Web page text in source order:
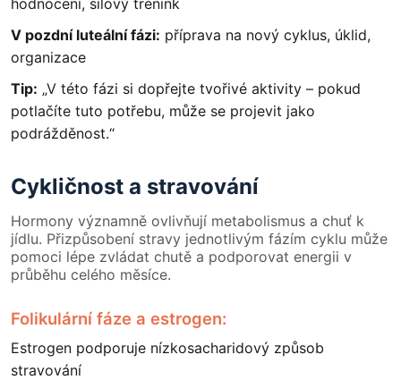
V pozdní luteální fázi: příprava na nový cyklus, úklid,
organizace
Tip: „V této fázi si dopřejte tvořivé aktivity – pokud
potlačíte tuto potřebu, může se projevit jako
podrážděnost.“
Cykličnost a stravování
Hormony významně ovlivňují metabolismus a chuť k
jídlu. Přizpůsobení stravy jednotlivým fázím cyklu může
pomoci lépe zvládat chutě a podporovat energii v
průběhu celého měsíce.
Folikulární fáze a estrogen:
Estrogen podporuje nízkosacharidový způsob
stravování